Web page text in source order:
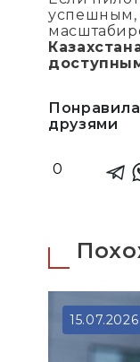
успешным,
друзями
0
15.07.2026